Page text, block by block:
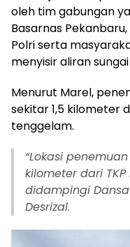
oleh tim gabungan
Basarnas
Polri serta
menyisir aliran
Menurut Marel,
sekitar 1,5 kilometer
tenggelam.
“Lokasi
kilometer dari
didampingi
Desrizal.